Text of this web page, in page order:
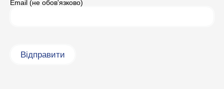
Email (не обов'язково)